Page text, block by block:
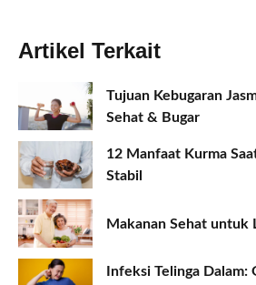
Artikel Terkait
Tujuan Kebugaran
Sehat & Bugar
12 Manfaat Kurma
Stabil
Makanan Sehat untuk
Infeksi Telinga Dalam: